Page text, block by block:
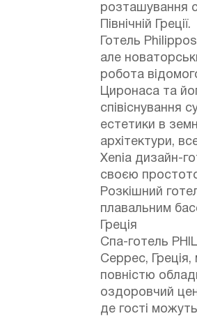
розташування
Північній Греції.
Готель
але
робота
Циронаса та
співіснування
естетики в
архітектури,
Xenia дизайн-
своєю
Розкішний
плавальним
Греція
Спа-готель
Серрес, Греція,
повністю
оздоровчий
де гості